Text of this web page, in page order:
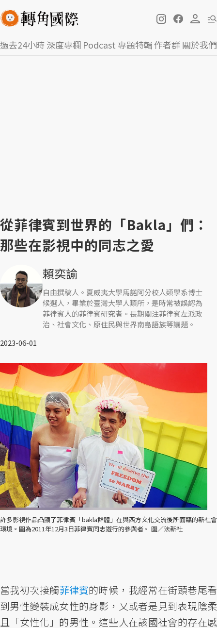
過去24小時深度專欄 Podcast 專題特輯作者群關於我們
從菲律賓到世界的「Bakla」們：
那些在影視中的同志之愛
賴奕諭
自由撰稿人。夏威夷大學馬諾阿分校人類學系博士
候選人，畢業於臺灣大學人類所，是時常被誤認為
菲律賓人的菲律賓研究者。長期關注菲律賓左派政
治、社會文化、原住民與世界南島語族等議題。
2023-06-01
許多影視作品凸顯了菲律賓「bakla群體」在與西方文化交流後所面臨的新社會
環境。圖為2011年12月3日菲律賓同志遊行的參與者。 圖／法新社
當我初次接觸菲律賓的時候，我經常在街頭巷尾看
到男性變裝成女性的身影，又或者是見到表現陰柔
且「女性化」的男性。這些人在該國社會的存在感